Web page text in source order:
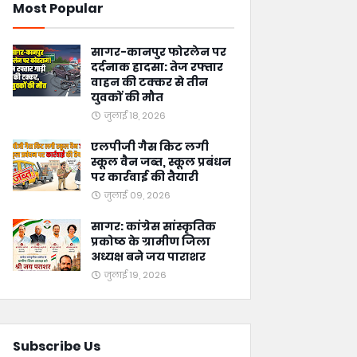
Most Popular
सागर-कानपुर फोरलेन पर
दर्दनाक हादसा: तेज रफ्तार
वाहन की टक्कर से तीन
युवकों की मौत
जुलाई 18, 2026
एलपीजी गैस किट लगी
स्कूल वैन जब्त, स्कूल प्रबंधन
पर कार्रवाई की तैयारी
जुलाई 09, 2026
सागर: कांग्रेस सांस्कृतिक
प्रकोष्ठ के ग्रामीण जिला
अध्यक्ष बने जय पाराशर
जुलाई 19, 2026
Subscribe Us